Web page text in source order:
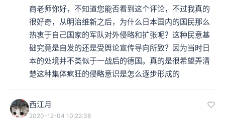
商老师你好，不知道您能否看到这个评论，不过我真的
很好奇，从明治维新之后，为什么日本国内的国民那么
热衷于自己国家的军队对外侵略和扩张呢？这种民意基
础究竟是自发的还是受舆论宣传导向所致？因为当时日
本的处境并不类似于一战后的德国。真的是很希望弄清
楚这种集体疯狂的侵略意识是怎么逐步形成的
西江月
2020-12-04 10:22:38